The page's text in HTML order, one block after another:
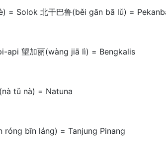
= Solok 北干巴鲁(běi gān bā lǔ) =
api 望加丽(wàng jiā lì) = Bengkalis
tǔ nà) = Natuna
róng bīn láng) = Tanjung Pinang